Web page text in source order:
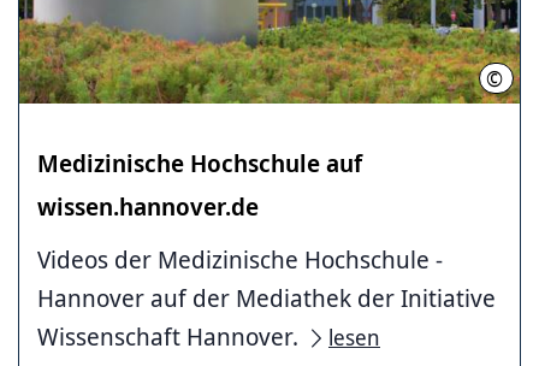
©
Medizinische ­Hochschule ­auf
wissen.hannover.de
Videos der Medizinische ­Hochschule ­
Hannover auf der Mediathek der Initiative
Wissenschaft Hannover.
lesen